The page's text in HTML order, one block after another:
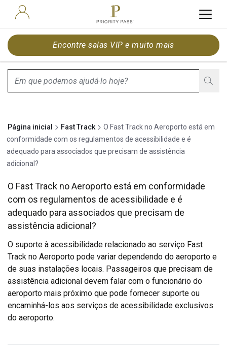
Encontre salas VIP e muito mais
Página inicial Fast Track
O Fast Track no Aeroporto está em
conformidade com os regulamentos de acessibilidade e é
adequado para associados que precisam de assistência
adicional?
O Fast Track no Aeroporto está em conformidade
com os regulamentos de acessibilidade e é
adequado para associados que precisam de
assistência adicional?
O suporte à acessibilidade relacionado ao serviço Fast
Track no Aeroporto pode variar dependendo do aeroporto e
de suas instalações locais. Passageiros que precisam de
assistência adicional devem falar com o funcionário do
aeroporto mais próximo que pode fornecer suporte ou
encaminhá-los aos serviços de acessibilidade exclusivos
do aeroporto.